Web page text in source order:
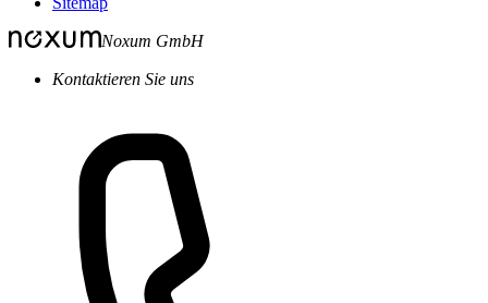
Noxum GmbH
Kontaktieren Sie uns